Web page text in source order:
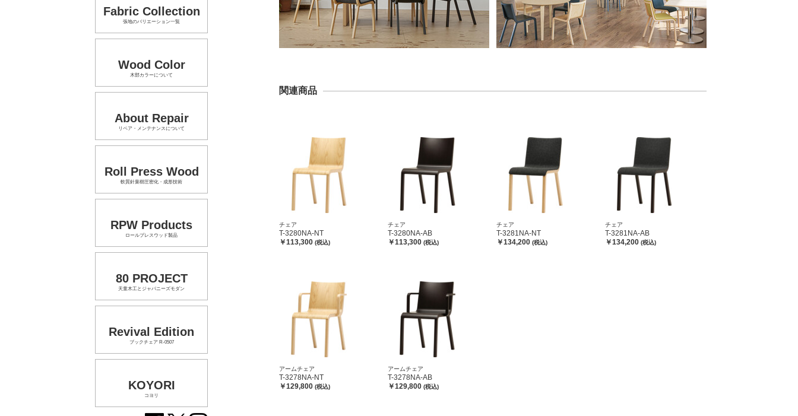
関連商品
チェア
T-3280NA-NT
￥113,300 (税込)
チェア
T-3280NA-AB
￥113,300 (税込)
チェア
T-3281NA-NT
￥134,200 (税込)
チェア
T-3281NA-AB
￥134,200 (税込)
アームチェア
T-3278NA-NT
￥129,800 (税込)
アームチェア
T-3278NA-AB
￥129,800 (税込)
Fabric Collection
張地のバリエーション一覧
Wood Color
木部カラーについて
About Repair
リペア・メンテナンスについて
Roll Press Wood
軟質針葉樹圧密化・成形技術
RPW Products
ロールプレスウッド製品
80 PROJECT
天童木工とジャパニーズモダン
Revival Edition
ブックチェア R-0507
KOYORI
コヨリ